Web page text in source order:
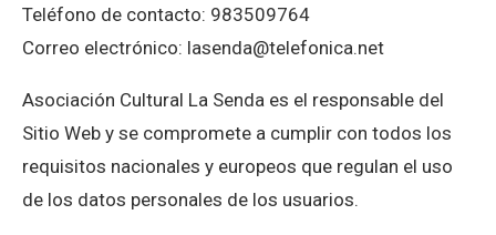
Teléfono de contacto: 983509764
Correo electrónico: lasenda@telefonica.net
Asociación Cultural La Senda es el responsable del
Sitio Web y se compromete a cumplir con todos los
requisitos nacionales y europeos que regulan el uso
de los datos personales de los usuarios.